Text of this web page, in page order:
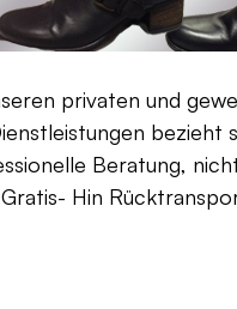
privaten und
Beratung,
Hin